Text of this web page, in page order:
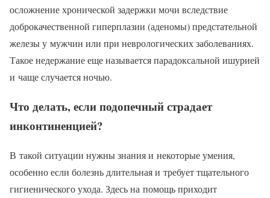
осложнение хронической задержки мочи вследствие
доброкачественной гиперплазии (аденомы) предстательной
железы у мужчин или при неврологических заболеваниях.
Такое недержание еще называется парадоксальной ишурией
и чаще случается ночью.
Что делать, если подопечный страдает
инконтиненцией?
В такой ситуации нужны знания и некоторые умения,
особенно если болезнь длительная и требует тщательного
гигиенического ухода. Здесь на помощь приходит